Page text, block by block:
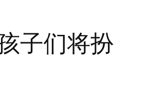
子们将扮